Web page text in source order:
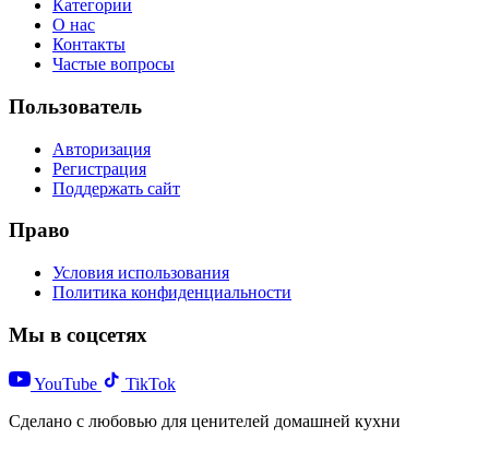
Категории
О нас
Контакты
Частые вопросы
Пользователь
Авторизация
Регистрация
Поддержать сайт
Право
Условия использования
Политика конфиденциальности
Мы в соцсетях
YouTube
TikTok
Сделано с любовью для ценителей домашней кухни